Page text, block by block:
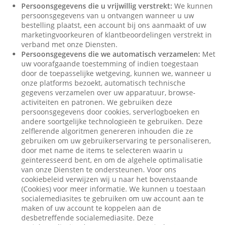
Persoonsgegevens die u vrijwillig verstrekt: We kunnen
persoonsgegevens van u ontvangen wanneer u uw
bestelling plaatst, een account bij ons aanmaakt of uw
marketingvoorkeuren of klantbeoordelingen verstrekt in
verband met onze Diensten.
Persoonsgegevens die we automatisch verzamelen: Met
uw voorafgaande toestemming of indien toegestaan
door de toepasselijke wetgeving, kunnen we, wanneer u
onze platforms bezoekt, automatisch technische
gegevens verzamelen over uw apparatuur, browse-
activiteiten en patronen. We gebruiken deze
persoonsgegevens door cookies, serverlogboeken en
andere soortgelijke technologieën te gebruiken. Deze
zelflerende algoritmen genereren inhouden die ze
gebruiken om uw gebruikerservaring te personaliseren,
door met name de items te selecteren waarin u
geïnteresseerd bent, en om de algehele optimalisatie
van onze Diensten te ondersteunen. Voor ons
cookiebeleid verwijzen wij u naar het bovenstaande
(Cookies) voor meer informatie. We kunnen u toestaan
socialemediasites te gebruiken om uw account aan te
maken of uw account te koppelen aan de
desbetreffende socialemediasite. Deze